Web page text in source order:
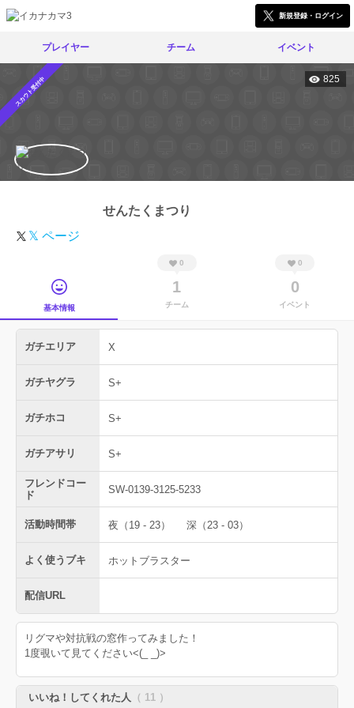
新規登録・ログイン
プレイヤー チーム イベント
スカウト受付中 825
せんたくまつり
𝕏 ページ
基本情報
0
1
チーム
0
0
イベント
ガチエリア X
ガチヤグラ S+
ガチホコ S+
ガチアサリ S+
フレンドコー
ド
SW-0139-3125-5233
活動時間帯 夜（19 - 23） 深（23 - 03）
よく使うブキ ホットブラスター
配信URL
リグマや対抗戦の窓作ってみました！
1度覗いて見てください<(_ _)>
いいね！してくれた人 （ 11 ）